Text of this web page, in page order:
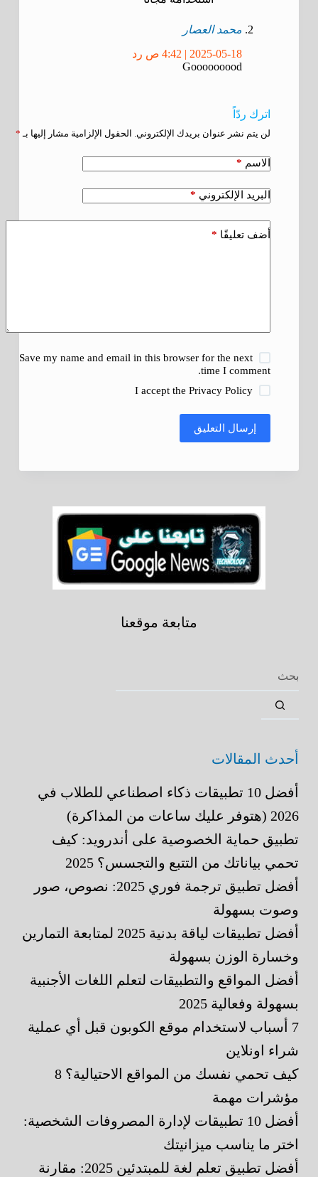
محمد العصار
2025-05-18 | 4:42 ص
رد
Gooooooood
اترك ردّاً
لن يتم نشر عنوان بريدك الإلكتروني. الحقول الإلزامية مشار إليها بـ *
الاسم *
البريد الإلكتروني *
أضف تعليقًا *
Save my name and email in this browser for the next
time I comment.
I accept the Privacy Policy
إرسال التعليق
متابعة موقعنا
أحدث المقالات
أفضل 10 تطبيقات ذكاء اصطناعي للطلاب في
2026 (هتوفر عليك ساعات من المذاكرة)
تطبيق حماية الخصوصية على أندرويد: كيف
تحمي بياناتك من التتبع والتجسس؟ 2025
أفضل تطبيق ترجمة فوري 2025: نصوص، صور
وصوت بسهولة
أفضل تطبيقات لياقة بدنية 2025 لمتابعة التمارين
وخسارة الوزن بسهولة
أفضل المواقع والتطبيقات لتعلم اللغات الأجنبية
بسهولة وفعالية 2025
7 أسباب لاستخدام موقع الكوبون قبل أي عملية
شراء اونلاين
كيف تحمي نفسك من المواقع الاحتيالية؟ 8
مؤشرات مهمة
أفضل 10 تطبيقات لإدارة المصروفات الشخصية:
اختر ما يناسب ميزانيتك
أفضل تطبيق تعلم لغة للمبتدئين 2025: مقارنة